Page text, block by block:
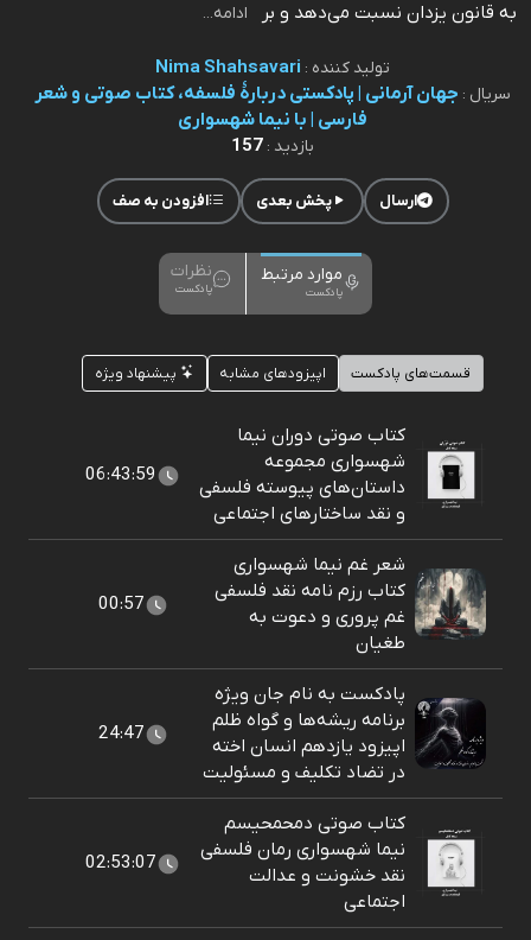
به قانون یزدان نسبت می‌دهد و بر
ادامه...
تولید کننده : Nima Shahsavari
سریال : جهان آرمانی | پادکستی دربارۀ فلسفه، کتاب صوتی و شعر
فارسی | با نیما شهسواری
بازدید : 157
ارسال پخش بعدی افزودن به صف
موارد مرتبط
پادکست
نظرات
پادکست
قسمت‌های پادکست اپیزودهای مشابه پیشنهاد ویژه
کتاب صوتی دوران نیما
شهسواری مجموعه
داستان‌های پیوسته فلسفی
و نقد ساختارهای اجتماعی
06:43:59
شعر غم نیما شهسواری
کتاب رزم نامه نقد فلسفی
غم پروری و دعوت به
طغیان
00:57
پادکست به نام جان ویژه
برنامه ریشه‌ها و گواه ظلم
اپیزود یازدهم انسان اخته
در تضاد تکلیف و مسئولیت
24:47
کتاب صوتی دمحمحیسم
نیما شهسواری رمان فلسفی
نقد خشونت و عدالت
اجتماعی
02:53:07